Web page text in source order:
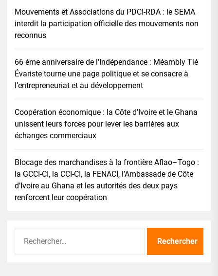
Mouvements et Associations du PDCI-RDA : le SEMA
interdit la participation officielle des mouvements non
reconnus
66 éme anniversaire de l’Indépendance : Méambly Tié
Évariste tourne une page politique et se consacre à
l’entrepreneuriat et au développement
Coopération économique : la Côte d’Ivoire et le Ghana
unissent leurs forces pour lever les barrières aux
échanges commerciaux
Blocage des marchandises à la frontière Aflao–Togo :
la GCCI-CI, la CCI-CI, la FENACI, l’Ambassade de Côte
d’Ivoire au Ghana et les autorités des deux pays
renforcent leur coopération